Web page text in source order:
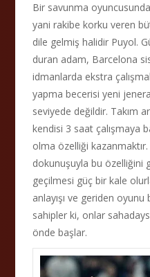
Bir savunma
yani rakibe korku veren
dile gelmiş halidir Puyol.
duran adam, Barcelona
idmanlarda ekstra
yapma becerisi yeni
seviyede değildir. Takım
kendisi 3 saat çalışmaya
olma özelliği kazanmaktır.
dokunuşuyla bu özelliğini
geçilmesi güç bir kale
anlayışı ve geriden
sahipler ki, onlar
önde başlar.